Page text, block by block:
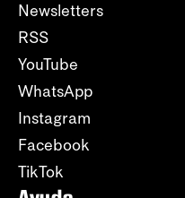
Newsletters
RSS
YouTube
WhatsApp
Instagram
Facebook
TikTok